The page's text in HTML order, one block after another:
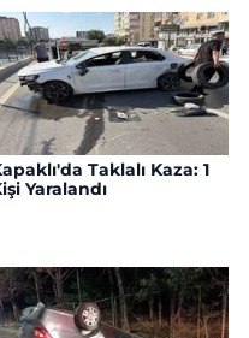
Taklalı Kaza: 1
Yaralandı